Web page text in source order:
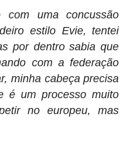
com uma concussão
estilo Evie, tentei
por dentro sabia que
com a federação
minha cabeça precisa
é um processo muito
no europeu, mas